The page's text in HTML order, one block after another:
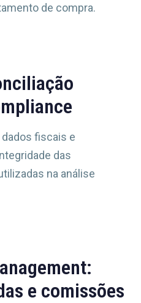
de compra.
fiscais e
das
na análise
e comissões